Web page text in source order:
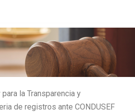
la Transparencia y
de registros ante CONDUSEF